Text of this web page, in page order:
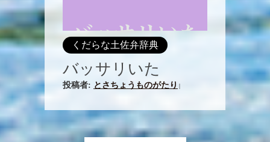
くだらな土佐弁辞典
バッサリいた
投稿者: とさちょうものがたり